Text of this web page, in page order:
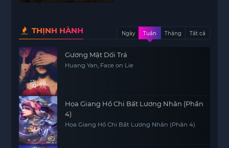
THỊNH HÀNH Ngày Tuần Tháng Tất cả
Gương Mặt Dối Trá
Huang Yan, Face on Lie
Họa Giang Hồ Chi Bất Lương Nhân (Phần
4)
Họa Giang Hồ Chi Bất Lương Nhân (Phần 4)